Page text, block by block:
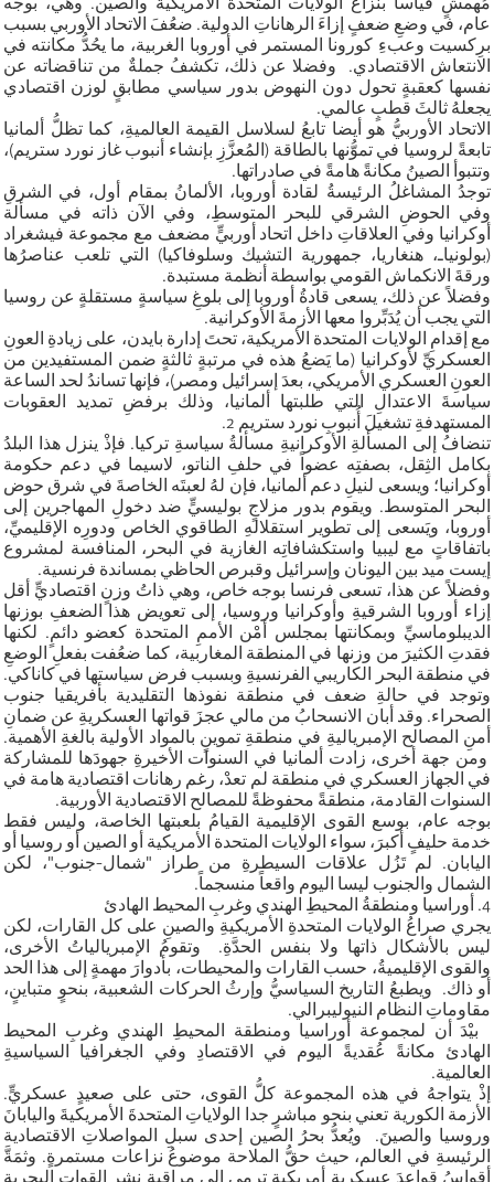
عام، في وضعِ ضعفٍ إزاءَ الرهاناتِ الدولية. ضعُفَ الاتحاد الأوربي بسبب
برِكسيت وعبءِ كورونا المستمر في أوروبا الغربية، ما يحُدُّ مكانته في
الانتعاش الاقتصادي. وفضلا عن ذلك، تكشفُ جملةٌ من تناقضاته عن
نفسها كعقبةٍ تحول دون النهوض بدور سياسي مطابقٍ لوزن اقتصادي
يجعلهُ ثالثَ قطبٍ عالمي.
الاتحاد الأوربيُّ هو أيضا تابعُ لسلاسل القيمة العالميةِ، كما تظلُّ ألمانيا
تابعةً لروسيا في تموُّنها بالطاقة (المُعزَّزِ بإنشاء أنبوب غاز نورد ستريم)،
وتتبوأ الصينُ مكانةً هامةً في صادراتها.
توجدُ المشاغلُ الرئيسةُ لقادة أوروبا، الألمانُ بمقام أول، في الشرقِ
وفي الحوضِ الشرقي للبحر المتوسطِ، وفي الآن ذاته في مسألة
أوكرانيا وفي العلاقاتِ داخل اتحاد أوربيٍّ مضعف مع مجموعة فيشغراد
(بولونياـ، هنغاريا، جمهورية التشيك وسلوفاكيا) التي تلعب عناصرُها
ورقةَ الانكماش القومي بواسطة أنظمة مستبدة.
وفضلاً عن ذلك، يسعى قادةُ أوروبا إلى بلوغِ سياسةٍ مستقلةٍ عن روسيا
التي يجب أن يُدَبِّروا معها الأزمةَ الأوكرانية.
مع إقدامِ الولايات المتحدة الأمريكية، تحتَ إدارة بايدن، على زيادةِ العونِ
العسكريِّ لأوكرانيا (ما يَضعُ هذه في مرتبةٍ ثالثةٍ ضمن المستفيدين من
العونِ العسكري الأمريكي، بعدَ إسرائيل ومصر)، فإنها تساندُ لحد الساعة
سياسةَ الاعتدالِ التي طلبتها ألمانيا، وذلك برفضِ تمديد العقوبات
المستهدفةِ تشغيلَ أُنبوبِ نورد ستريم 2.
تنضافُ إلى المسألةِ الأوكرانيةِ مسألةُ سياسةِ تركيا. فإذْ ينزل هذا البلدُ
بكامل الثِقل، بصفتِه عضواً في حلفِ الناتو، لاسيما في دعم حكومة
أوكرانيا؛ ويسعى لنيلِ دعم ألمانيا، فإن لهُ لعبتَه الخاصةَ في شرق حوض
البحر المتوسط. ويقوم بدور مزلاجٍ بوليسيٍّ ضد دخولِ المهاجرين إلى
أوروبا، ويَسعى إلى تطوير استقلالهِ الطاقوي الخاص ودورِه الإقليميِّ،
باتفاقاتٍ مع ليبيا واستكشافاتِه الغازية في البحر، المنافسة لمشروع
إيست ميد بين اليونان وإسرائيل وقبرص الحاظي بمساندة فرنسية.
وفضلاً عن هذا، تسعى فرنسا بوجه خاص، وهي ذاتُ وزنٍ اقتصاديٍّ أقل
إزاء أوروبا الشرقيةِ وأوكرانيا وروسيا، إلى تعويض هذا الضعفِ بوزنها
الديبلوماسيِّ وبمكانتها بمجلس أمْن الأممِ المتحدة كعضو دائمٍ. لكنها
فقدتِ الكثيرَ من وزنها في المنطقة المغاربية، كما ضعُفت بفعلِ الوضعِ
في منطقة البحر الكاريبي الفرنسيةِ وبسبب فرض سياستها في كاناكي.
وتوجد في حالةِ ضعف في منطقة نفوذها التقليدية بأفريقيا جنوب
الصحراء. وقد أبان الانسحابُ من مالي عجزَ قواتها العسكريةِ عن ضمانِ
أمنِ المصالح الإمبرياليةِ في منطقةِ تموينٍ بالمواد الأولية بالغةِ الأهمية.
ومن جهة أخرى، زادت ألمانيا في السنوات الأخيرةِ جهودَها للمشاركة
في الجهاز العسكري في منطقة لم تعدْ، رغم رهانات اقتصادية هامة في
السنوات القادمة، منطقةً محفوظةً للمصالح الاقتصادية الأوربية.
بوجه عام، بوسع القوى الإقليمية القيامُ بلعبتها الخاصة، وليس فقط
خدمة حليفٍ أكبرَ، سواء الولايات المتحدة الأمريكية أو الصين أو روسيا أو
اليابان. لم تَزُل علاقات السيطرةِ من طراز "شمال-جنوب"، لكن
الشمال والجنوب ليسا اليوم واقعاً منسجماً.
4. أوراسيا ومنطقةُ المحيطِ الهندي وغربِ المحيط الهادئ
يجري صراعُ الولايات المتحدةِ الأمريكيةِ والصينِ على كل القارات، لكن
ليس بالأشكال ذاتها ولا بنفس الحدَّةِ. وتقومُ الإمبريالياتُ الأخرى،
والقوى الإقليميةُ، حسب القارات والمحيطات، بأدوارَ مهمةٍ إلى هذا الحد
أو ذاك. ويطبعُ التاريخ السياسيُّ وإرثُ الحركات الشعبية، بنحوٍ متباينٍ،
مقاوماتِ النظام النيوليبرالي.
بيْدَ أن لمجموعة أوراسيا ومنطقة المحيطِ الهندي وغربِ المحيط
الهادئ مكانةً عُقديةً اليوم في الاقتصادِ وفي الجغرافيا السياسيةِ
العالمية.
إذْ يتواجهُ في هذه المجموعة كلُّ القوى، حتى على صعيدٍ عسكريٍّ.
الأزمة الكورية تعني بنحو مباشرٍ جدا الولاياتِ المتحدةَ الأمريكيةَ واليابانَ
وروسيا والصينَ. ويُعدُّ بحرُ الصين إحدى سبلِ المواصلاتِ الاقتصادية
الرئيسةِ في العالم، حيث حقُّ الملاحة موضوعُ نزاعات مستمرةٍ. وثمَةَّ
أقواسُ قواعدَ عسكريةٍ أمريكيةٍ ترمي إلى مراقبةِ نشرِ القواتِ البحريةِ